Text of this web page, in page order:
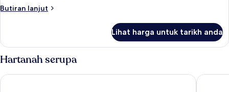
Butiran lanjut
Butiran
Lihat harga untuk tarikh anda
Hartanah serupa
Hornavan Hotell Hotell